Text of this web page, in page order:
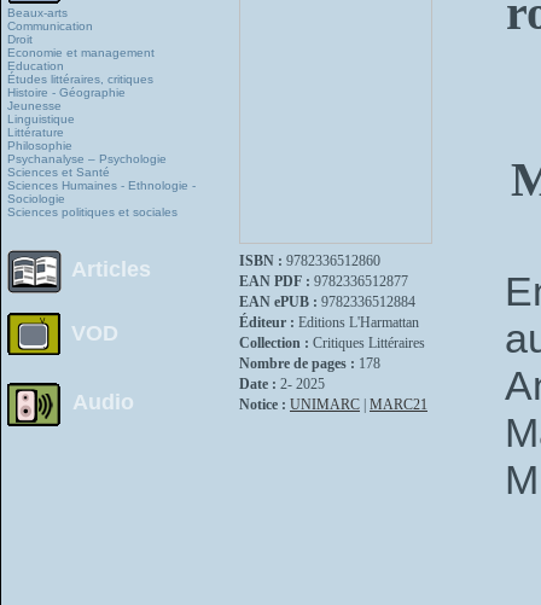
Beaux-arts
Communication
Droit
Economie et management
Education
Études littéraires, critiques
Histoire - Géographie
Jeunesse
Linguistique
Littérature
Philosophie
Psychanalyse – Psychologie
Sciences et Santé
Sciences Humaines - Ethnologie -
Sociologie
Sciences politiques et sociales
Articles
VOD
Audio
ISBN : 9782336512860
EAN PDF : 9782336512877
EAN ePUB : 9782336512884
Éditeur : Editions L'Harmattan
Collection : Critiques Littéraires
Nombre de pages : 178
Date : 2- 2025
Notice : UNIMARC MARC21